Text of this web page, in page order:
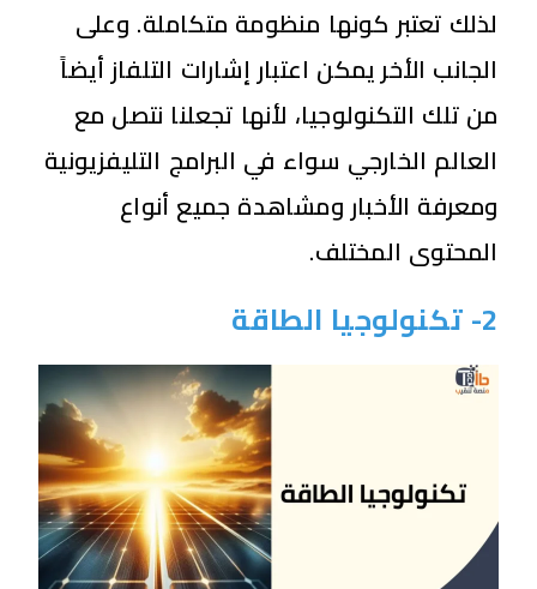
لذلك تعتبر كونها منظومة متكاملة. وعلى
الجانب الأخر يمكن اعتبار إشارات التلفاز أيضاً
من تلك التكنولوجيا، لأنها تجعلنا نتصل مع
العالم الخارجي سواء في البرامج التليفزيونية
ومعرفة الأخبار ومشاهدة جميع أنواع
المحتوى المختلف.
2- تكنولوجيا الطاقة